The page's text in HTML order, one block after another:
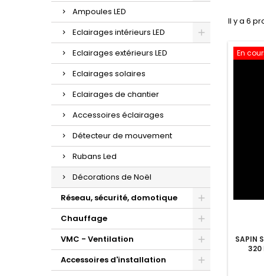
Ampoules LED
Eclairages intérieurs LED
Eclairages extérieurs LED
Eclairages solaires
Eclairages de chantier
Accessoires éclairages
Détecteur de mouvement
Rubans Led
Décorations de Noël
Réseau, sécurité, domotique
Chauffage
VMC - Ventilation
Accessoires d'installation
Il y a 6
En
SAPIN
320